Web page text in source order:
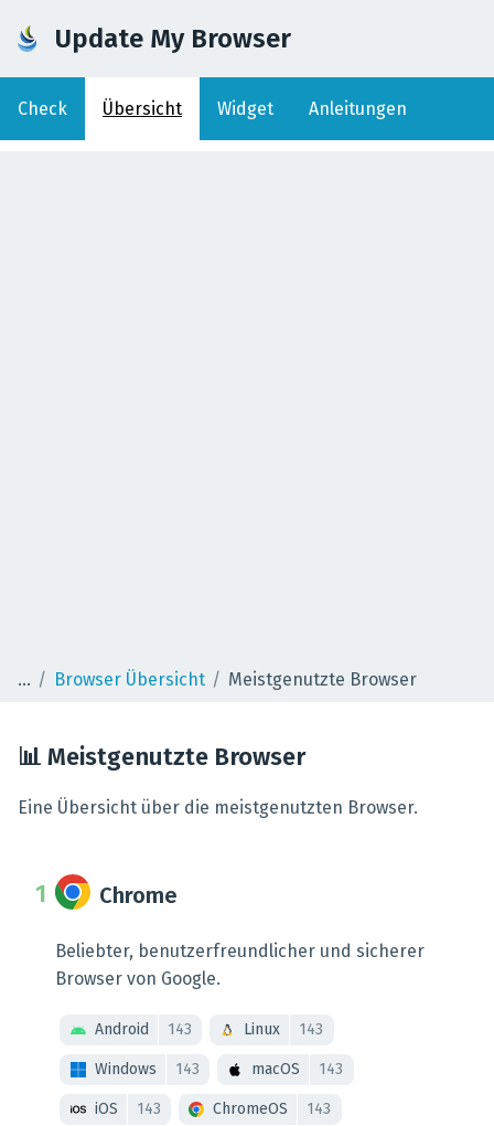
Update My Browser
Check Übersicht Widget Anleitungen
Browser Übersicht Meistgenutzte Browser
📊 Meistgenutzte Browser
Eine Übersicht über die meistgenutzten Browser.
Chrome
Beliebter, benutzerfreundlicher und sicherer
Browser von Google.
Android 143 Linux 143
Windows 143 macOS 143
iOS 143 ChromeOS 143